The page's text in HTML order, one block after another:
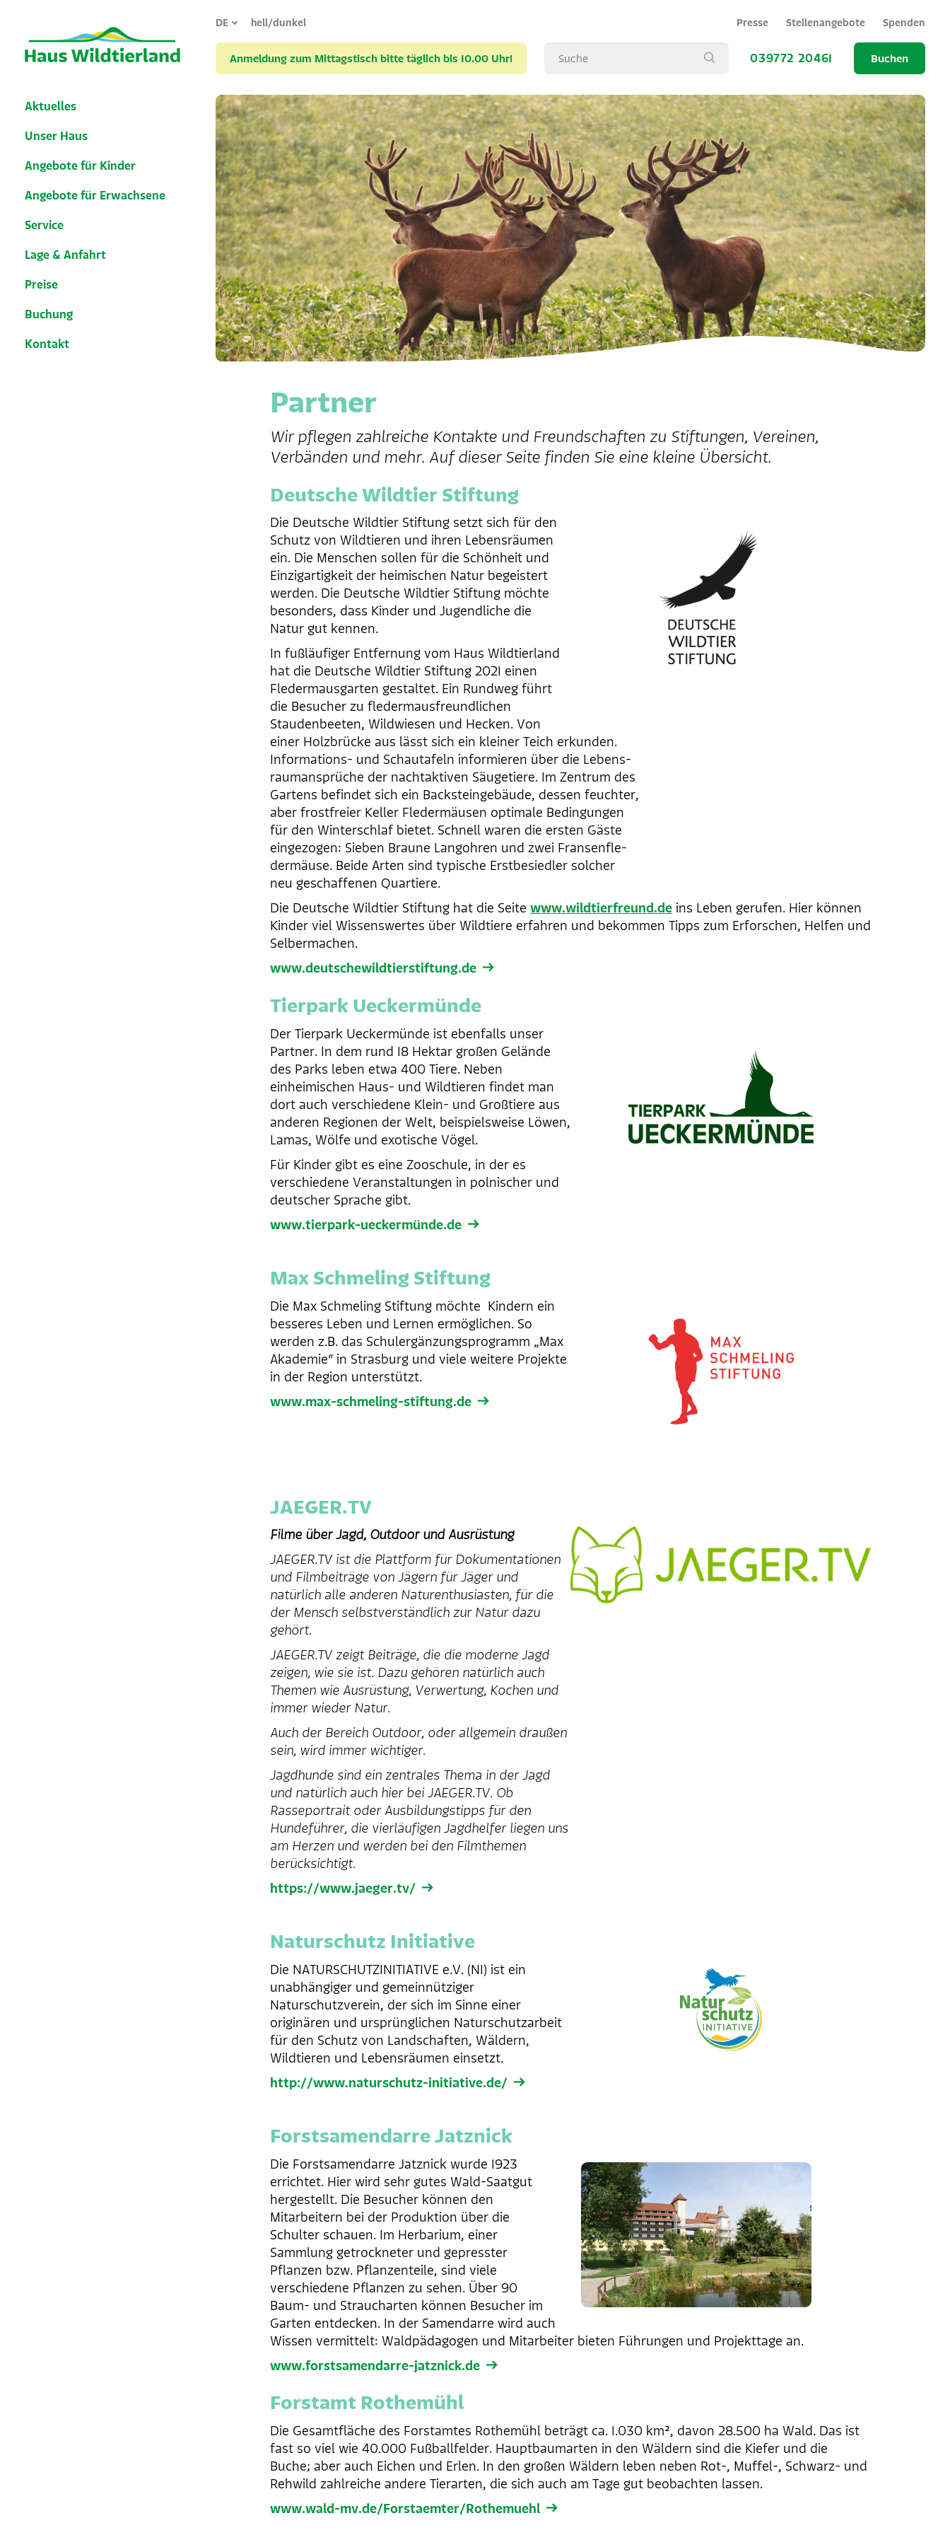
Aktuelles
Unser Haus
Angebote für Kinder
Angebote für Erwachsene
Service
Lage & Anfahrt
Preise
Buchung
Kontakt
DE hell/dunkel Presse Stellenangebote Spenden
Anmeldung zum Mittagstisch bitte täglich bis 10.00 Uhr! 039772 20461 Buchen
Partner
Wir pflegen zahlreiche Kontakte und Freundschaften zu Stiftungen, Vereinen,
Verbänden und mehr. Auf dieser Seite finden Sie eine kleine Übersicht.
Deutsche Wildtier Stiftung
Die Deutsche Wildtier Stiftung setzt sich für den
Schutz von Wildtieren und ihren Lebensräumen
ein. Die Menschen sollen für die Schönheit und
Einzigartigkeit der heimischen Natur begeistert
werden. Die Deutsche Wildtier Stiftung möchte
besonders, dass Kinder und Jugendliche die
Natur gut kennen.
In fußläufiger Entfernung vom Haus Wildtierland
hat die Deutsche Wildtier Stiftung 2021 einen
Fledermausgarten gestaltet. Ein Rundweg führt
die Besucher zu fledermausfreundlichen
Staudenbeeten, Wildwiesen und Hecken. Von
einer Holzbrücke aus lässt sich ein kleiner Teich erkunden.
Informations- und Schautafeln informieren über die Lebens-
raumansprüche der nachtaktiven Säugetiere. Im Zentrum des
Gartens befindet sich ein Backsteingebäude, dessen feuchter,
aber frostfreier Keller Fledermäusen optimale Bedingungen
für den Winterschlaf bietet. Schnell waren die ersten Gäste
eingezogen: Sieben Braune Langohren und zwei Fransenfle-
dermäuse. Beide Arten sind typische Erstbesiedler solcher
neu geschaffenen Quartiere.
Die Deutsche Wildtier Stiftung hat die Seite www.wildtierfreund.de ins Leben gerufen. Hier können
Kinder viel Wissenswertes über Wildtiere erfahren und bekommen Tipps zum Erforschen, Helfen und
Selbermachen.
www.deutschewildtierstiftung.de
Tierpark Ueckermünde
Der Tierpark Ueckermünde ist ebenfalls unser
Partner. In dem rund 18 Hektar großen Gelände
des Parks leben etwa 400 Tiere. Neben
einheimischen Haus- und Wildtieren findet man
dort auch verschiedene Klein- und Großtiere aus
anderen Regionen der Welt, beispielsweise Löwen,
Lamas, Wölfe und exotische Vögel.
Für Kinder gibt es eine Zooschule, in der es
verschiedene Veranstaltungen in polnischer und
deutscher Sprache gibt.
www.tierpark-ueckermünde.de
Max Schmeling Stiftung
Die Max Schmeling Stiftung möchte Kindern ein
besseres Leben und Lernen ermöglichen. So
werden z.B. das Schulergänzungsprogramm „Max
Akademie“ in Strasburg und viele weitere Projekte
in der Region unterstützt.
www.max-schmeling-stiftung.de
JAEGER.TV
Filme über Jagd, Outdoor und Ausrüstung
JAEGER.TV ist die Plattform für Dokumentationen
und Filmbeiträge von Jägern für Jäger und
natürlich alle anderen Naturenthusiasten, für die
der Mensch selbstverständlich zur Natur dazu
gehört.
JAEGER.TV zeigt Beiträge, die die moderne Jagd
zeigen, wie sie ist. Dazu gehören natürlich auch
Themen wie Ausrüstung, Verwertung, Kochen und
immer wieder Natur.
Auch der Bereich Outdoor, oder allgemein draußen
sein, wird immer wichtiger.
Jagdhunde sind ein zentrales Thema in der Jagd
und natürlich auch hier bei JAEGER.TV. Ob
Rasseportrait oder Ausbildungstipps für den
Hundeführer, die vierläufigen Jagdhelfer liegen uns
am Herzen und werden bei den Filmthemen
berücksichtigt.
https://www.jaeger.tv/
Naturschutz Initiative
Die NATURSCHUTZINITIATIVE e.V. (NI) ist ein
unabhängiger und gemeinnütziger
Naturschutzverein, der sich im Sinne einer
originären und ursprünglichen Naturschutzarbeit
für den Schutz von Landschaften, Wäldern,
Wildtieren und Lebensräumen einsetzt.
http://www.naturschutz-initiative.de/
Forstsamendarre Jatznick
Die Forstsamendarre Jatznick wurde 1923
errichtet. Hier wird sehr gutes Wald-Saatgut
hergestellt. Die Besucher können den
Mitarbeitern bei der Produktion über die
Schulter schauen. Im Herbarium, einer
Sammlung getrockneter und gepresster
Pflanzen bzw. Pflanzenteile, sind viele
verschiedene Pflanzen zu sehen. Über 90
Baum- und Straucharten können Besucher im
Garten entdecken. In der Samendarre wird auch
Wissen vermittelt: Waldpädagogen und Mitarbeiter bieten Führungen und Projekttage an.
www.forstsamendarre-jatznick.de
Forstamt Rothemühl
Die Gesamtfläche des Forstamtes Rothemühl beträgt ca. 1.030 km², davon 28.500 ha Wald. Das ist
fast so viel wie 40.000 Fußballfelder. Hauptbaumarten in den Wäldern sind die Kiefer und die
Buche; aber auch Eichen und Erlen. In den großen Wäldern leben neben Rot-, Muffel-, Schwarz- und
Rehwild zahlreiche andere Tierarten, die sich auch am Tage gut beobachten lassen.
www.wald-mv.de/Forstaemter/Rothemuehl